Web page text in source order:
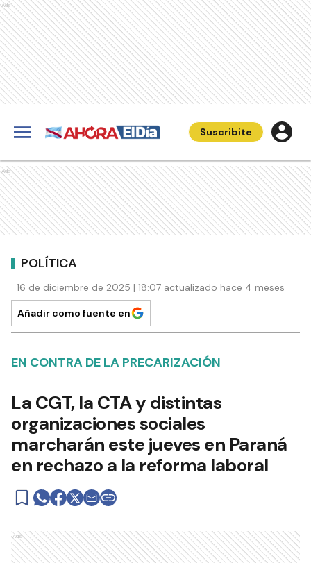
Ads
Suscribite
Ads
POLÍTICA
16 de diciembre de 2025 | 18:07 actualizado hace 4 meses
Añadir como fuente en
EN CONTRA DE LA PRECARIZACIÓN
La CGT, la CTA y distintas
organizaciones sociales
marcharán este jueves en Paraná
en rechazo a la reforma laboral
Ads